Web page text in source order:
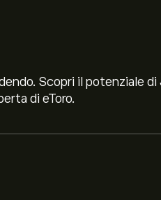
Scopri il potenziale
di eToro.